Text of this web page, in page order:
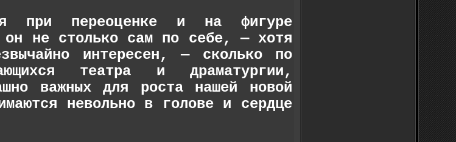
при переоценке и на фигуре
он не столько сам по себе, — хотя
интересен, — сколько по
театра и драматургии,
важных для роста нашей новой
невольно в голове и сердце